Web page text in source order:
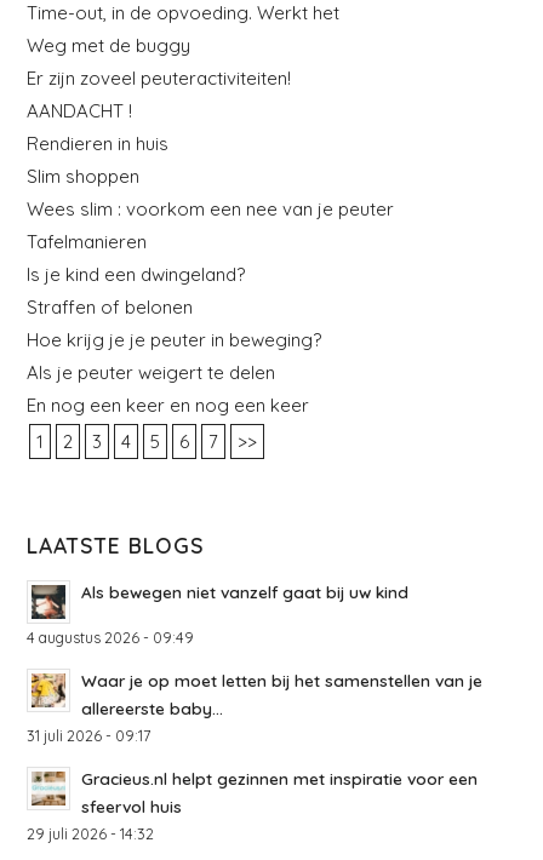
Time-out, in de opvoeding. Werkt het
Weg met de buggy
Er zijn zoveel peuteractiviteiten!
AANDACHT !
Rendieren in huis
Slim shoppen
Wees slim : voorkom een nee van je peuter
Tafelmanieren
Is je kind een dwingeland?
Straffen of belonen
Hoe krijg je je peuter in beweging?
Als je peuter weigert te delen
En nog een keer en nog een keer
1
2 3 4 5 6 7 >>
LAATSTE BLOGS
Als bewegen niet vanzelf gaat bij uw kind
4 augustus 2026 - 09:49
Waar je op moet letten bij het samenstellen van je
allereerste baby...
31 juli 2026 - 09:17
Gracieus.nl helpt gezinnen met inspiratie voor een
sfeervol huis
29 juli 2026 - 14:32